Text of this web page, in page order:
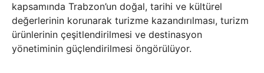
kapsamında Trabzon’un doğal, tarihi ve kültürel
değerlerinin korunarak turizme kazandırılması, turizm
ürünlerinin çeşitlendirilmesi ve destinasyon
yönetiminin güçlendirilmesi öngörülüyor.